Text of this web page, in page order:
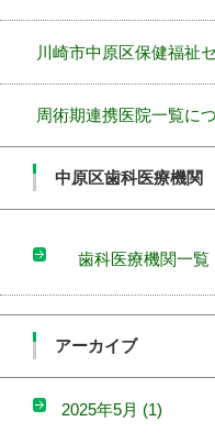
川崎市中原区保健福祉
周術期連携医院一覧に
中原区歯科医療機関
歯科医療機関一覧
アーカイブ
2025年5月 (1)